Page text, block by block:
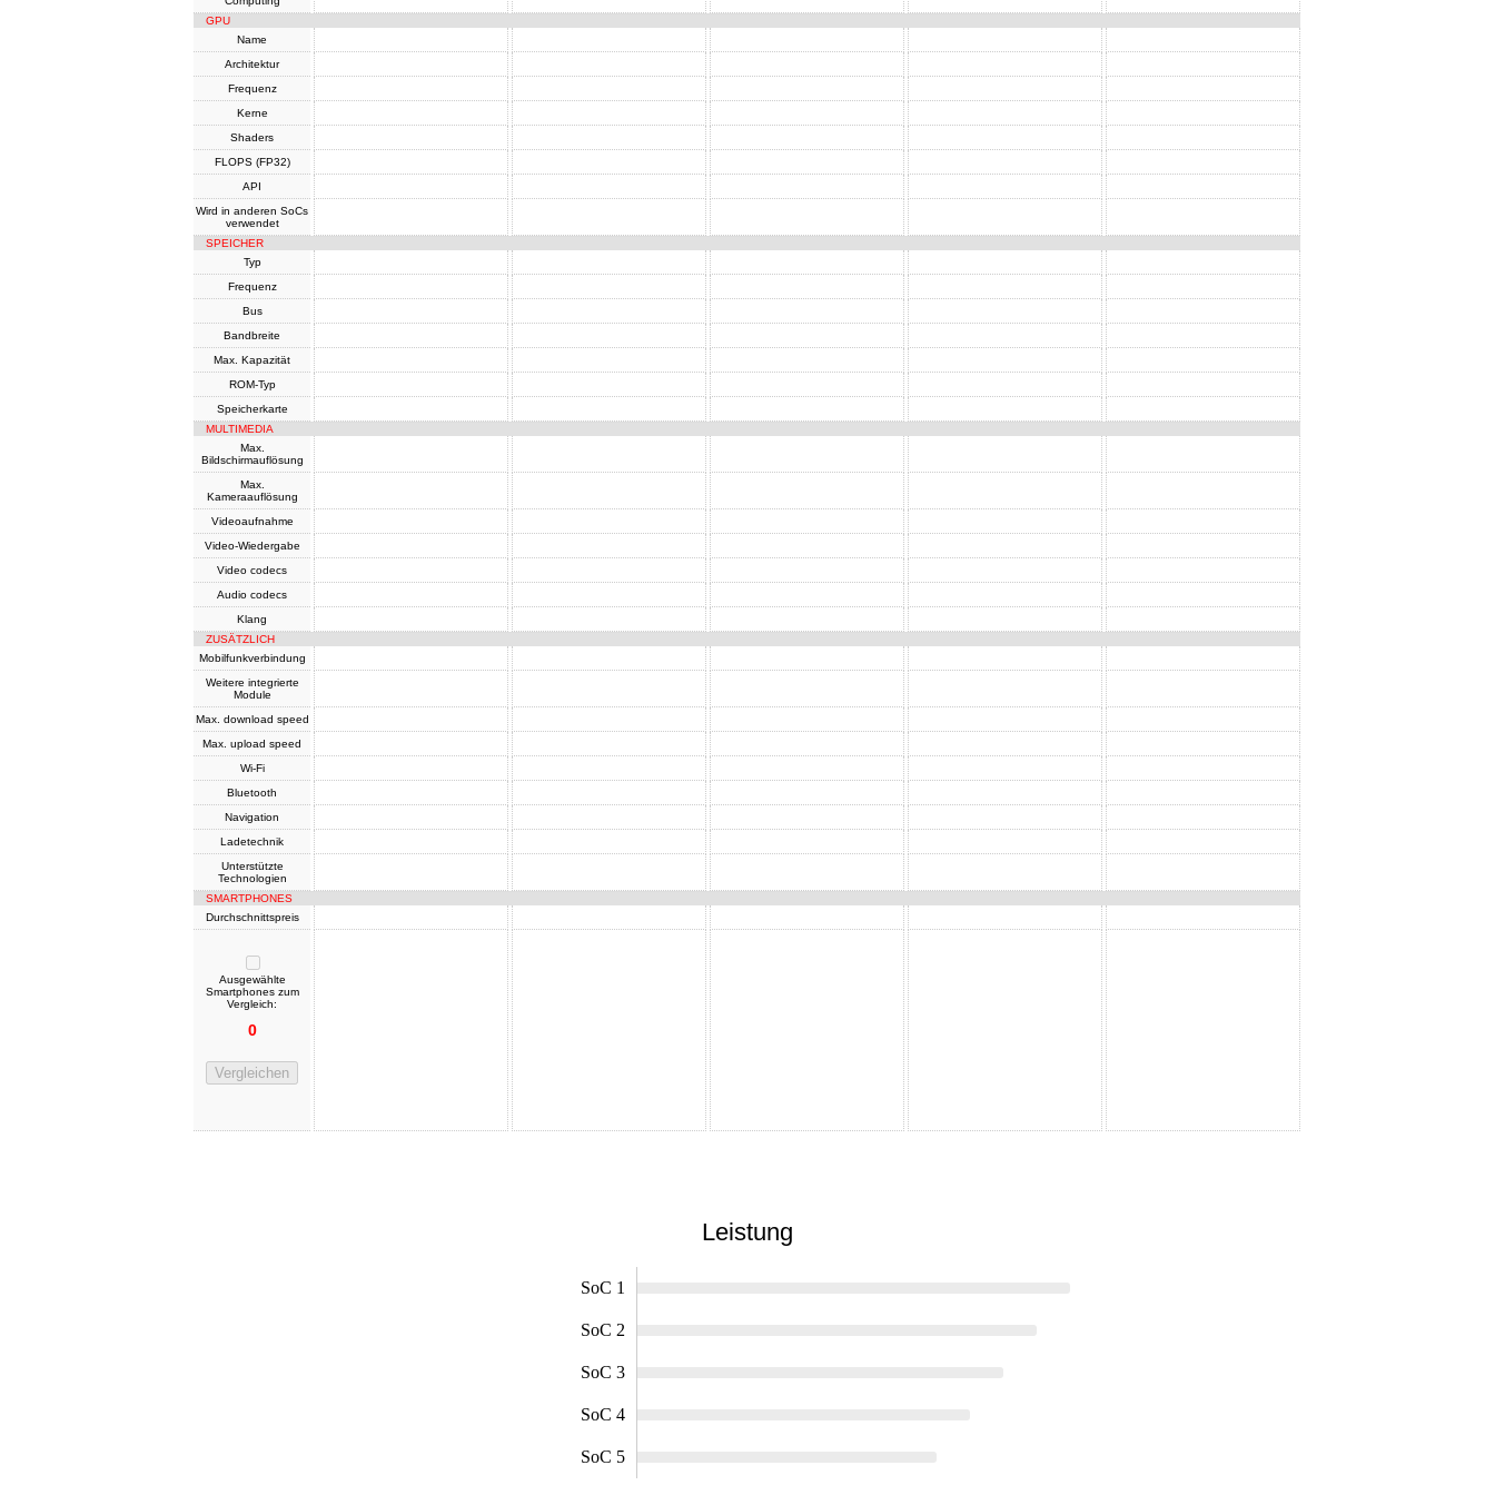
GPU
Name
Architektur
Frequenz
Kerne
Shaders
FLOPS (FP32)
API
Wird in anderen SoCs
verwendet
SPEICHER
Typ
Frequenz
Bus
Bandbreite
Max. Kapazität
ROM-Typ
Speicherkarte
MULTIMEDIA
Max.
Bildschirmauflösung
Max.
Kameraauflösung
Videoaufnahme
Video-Wiedergabe
Video codecs
Audio codecs
Klang
ZUSÄTZLICH
Mobilfunkverbindung
Weitere integrierte
Module
Max. download speed
Max. upload speed
Wi-Fi
Bluetooth
Navigation
Ladetechnik
Unterstützte
Technologien
SMARTPHONES
Durchschnittspreis
Ausgewählte
Smartphones zum
Vergleich:
0
Vergleichen
Leistung
SoC 1
SoC 2
SoC 3
SoC 4
SoC 5